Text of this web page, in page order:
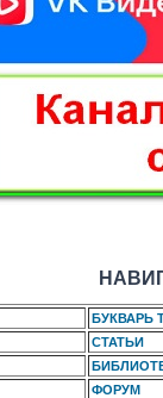
БУКВАРЬ
СТАТЬИ
ФОРУМ